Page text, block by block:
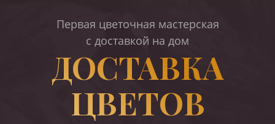
Первая цветочная мастерская
с доставкой на дом
ДОСТАВКА
ЦВЕТОВ